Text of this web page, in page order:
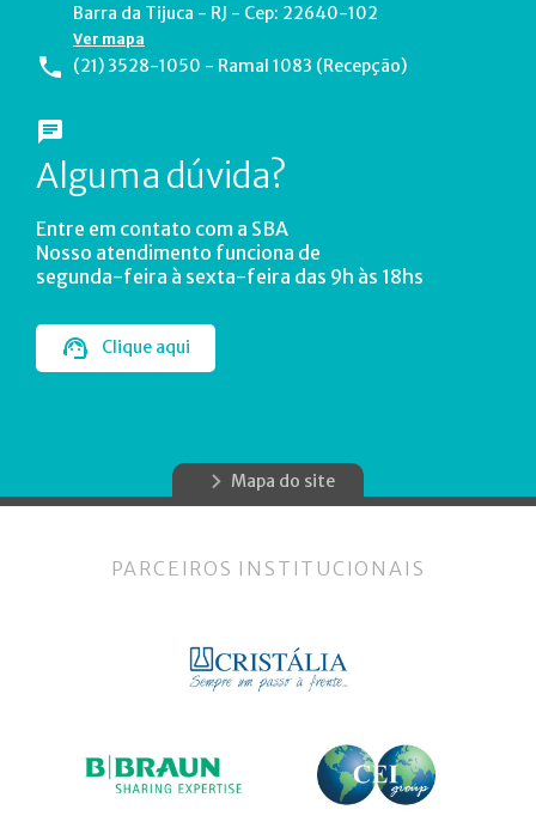
Barra da Tijuca - RJ - Cep: 22640-102
Ver mapa
(21) 3528-1050 - Ramal 1083 (Recepção)
Alguma dúvida?
Entre em contato com a SBA
Nosso atendimento funciona de
segunda-feira à sexta-feira das 9h às 18hs
Clique aqui
Mapa do site
PARCEIROS INSTITUCIONAIS